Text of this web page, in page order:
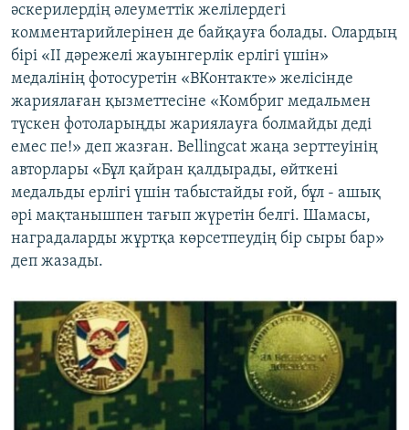
әскерилердің әлеуметтік желілердегі
комментарийлерінен де байқауға болады. Олардың
бірі «ІІ дәрежелі жауынгерлік ерлігі үшін»
медалінің фотосуретін «ВКонтакте» желісінде
жариялаған қызметтесіне «Комбриг медальмен
түскен фотоларыңды жариялауға болмайды деді
емес пе!» деп жазған. Bellingcat жаңа зерттеуінің
авторлары «Бұл қайран қалдырады, өйткені
медальды ерлігі үшін табыстайды ғой, бұл - ашық
әрі мақтанышпен тағып жүретін белгі. Шамасы,
наградаларды жұртқа көрсетпеудің бір сыры бар»
деп жазады.